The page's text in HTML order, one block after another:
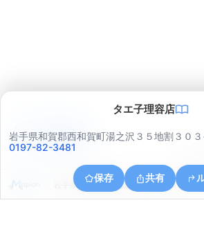
タエ子理容店
岩手県和賀郡西和賀町湯之沢３５地割３０３
0197-82-3481
保存 共有
岩手県和賀郡西和賀町湯之沢３５地割
アプリで見る